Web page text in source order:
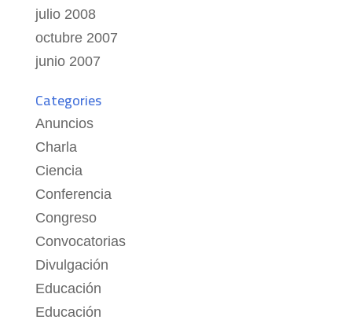
julio 2008
octubre 2007
junio 2007
Categories
Anuncios
Charla
Ciencia
Conferencia
Congreso
Convocatorias
Divulgación
Educación
Educación